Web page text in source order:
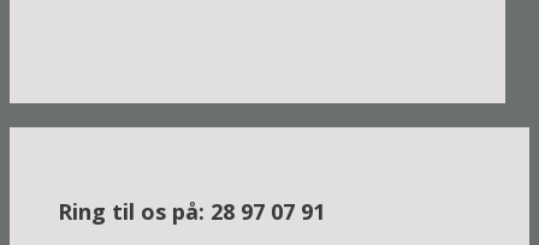
Ring til os på: 28 97 07 91